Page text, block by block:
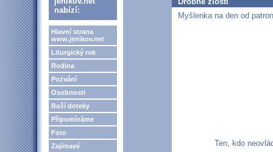
nabízí:
Hlavní strana
www.jenikov.net
Liturgický rok
Rodina
Pozvání
Osobnosti
Boží doteky
Připomínáme
Foto
Zajímavé
Myšlenka na den od
Ten, kdo